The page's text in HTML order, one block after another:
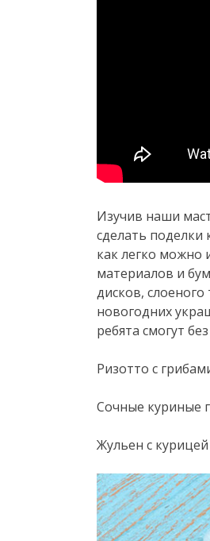
Изучив наши
сделать поделки
как легко можно
материалов и
дисков,
новогодних
ребята смогут
Ризотто с
Сочные куриные
Жульен с